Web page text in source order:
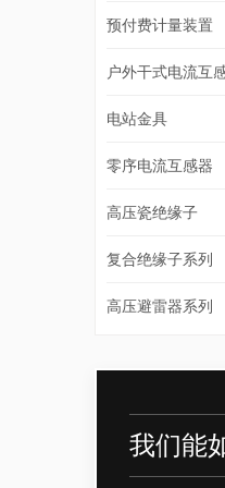
预付费计量装置
户外干式电流互
电站金具
零序电流互感器
高压瓷绝缘子
复合绝缘子系列
高压避雷器系列
我们能